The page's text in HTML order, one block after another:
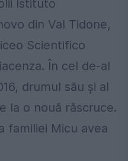
Istituto
din Val Tidone,
Scientifico
În cel de-al
drumul său și al
la o nouă răscruce.
familiei Micu avea